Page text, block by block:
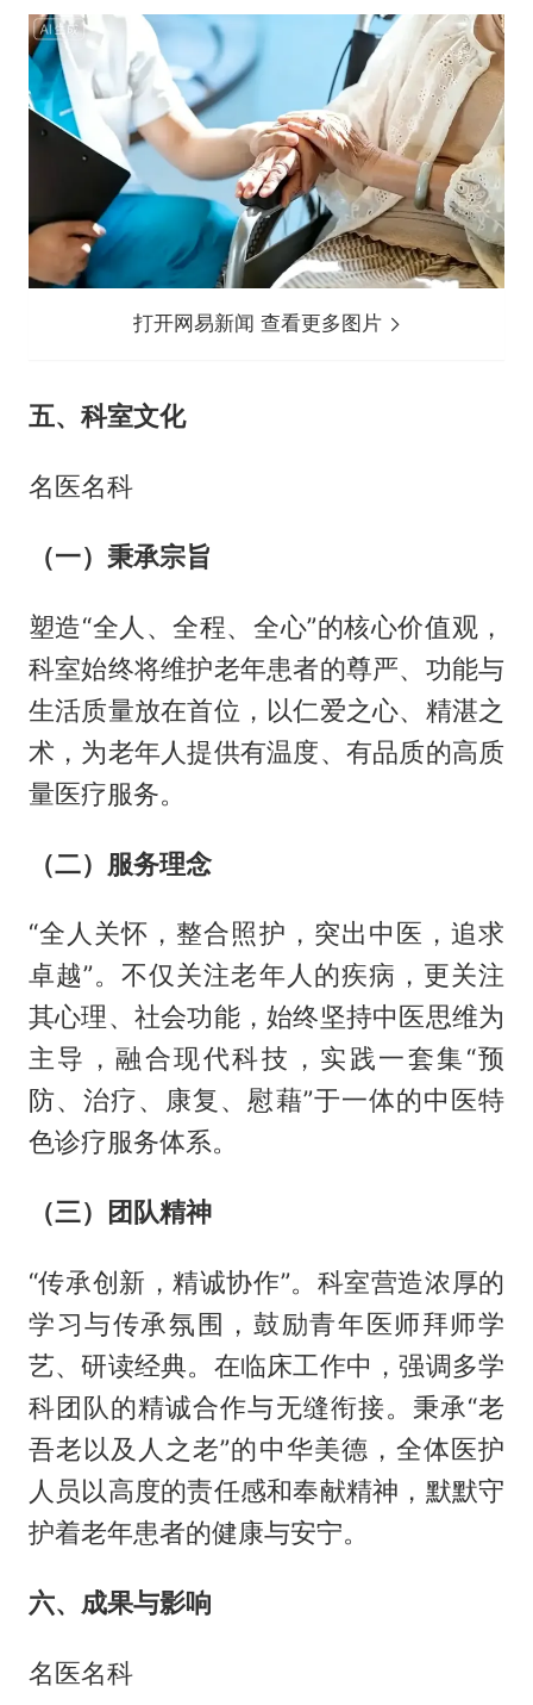
打开网易新闻 查看更多图片
五、科室文化
名医名科
（一）秉承宗旨
塑造“全人、全程、全心”的核心价值观，
科室始终将维护老年患者的尊严、功能与
生活质量放在首位，以仁爱之心、精湛之
术，为老年人提供有温度、有品质的高质
量医疗服务。
（二）服务理念
“全人关怀，整合照护，突出中医，追求
卓越”。不仅关注老年人的疾病，更关注
其心理、社会功能，始终坚持中医思维为
主导，融合现代科技，实践一套集“预
防、治疗、康复、慰藉”于一体的中医特
色诊疗服务体系。
（三）团队精神
“传承创新，精诚协作”。科室营造浓厚的
学习与传承氛围，鼓励青年医师拜师学
艺、研读经典。在临床工作中，强调多学
科团队的精诚合作与无缝衔接。秉承“老
吾老以及人之老”的中华美德，全体医护
人员以高度的责任感和奉献精神，默默守
护着老年患者的健康与安宁。
六、成果与影响
名医名科